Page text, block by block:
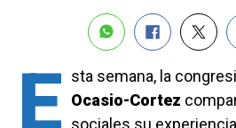
E sta semana, la
Ocasio-Cortez
sociales su